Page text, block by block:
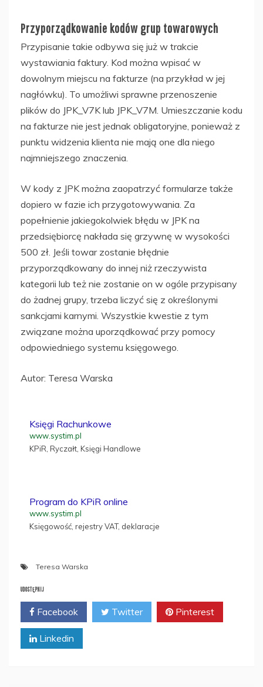
Przyporządkowanie kodów grup towarowych
Przypisanie takie odbywa się już w trakcie
wystawiania faktury. Kod można wpisać w
dowolnym miejscu na fakturze (na przykład w jej
nagłówku). To umożliwi sprawne przenoszenie
plików do JPK_V7K lub JPK_V7M. Umieszczanie kodu
na fakturze nie jest jednak obligatoryjne, ponieważ z
punktu widzenia klienta nie mają one dla niego
najmniejszego znaczenia.
W kody z JPK można zaopatrzyć formularze także
dopiero w fazie ich przygotowywania. Za
popełnienie jakiegokolwiek błędu w JPK na
przedsiębiorcę nakłada się grzywnę w wysokości
500 zł. Jeśli towar zostanie błędnie
przyporządkowany do innej niż rzeczywista
kategorii lub też nie zostanie on w ogóle przypisany
do żadnej grupy, trzeba liczyć się z określonymi
sankcjami karnymi. Wszystkie kwestie z tym
związane można uporządkować przy pomocy
odpowiedniego systemu księgowego.
Autor: Teresa Warska
Księgi Rachunkowe
www.systim.pl
KPiR, Ryczałt, Księgi Handlowe
Program do KPiR online
www.systim.pl
Księgowość, rejestry VAT, deklaracje
Teresa Warska
UDOSTĘPNIJ
Facebook Twitter Pinterest
Linkedin